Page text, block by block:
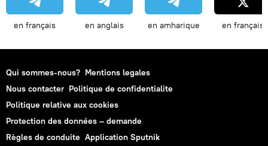
en français en anglais en amharique en français
Qui sommes-nous? Mentions legales
Nous contacter Politique de confidentialite
Politique relative aux cookies
Protection des données – demande
Règles de conduite Application Sputnik